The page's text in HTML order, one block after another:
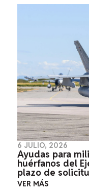
6 JULIO, 2026
Ayudas para
huérfanos del
plazo de
VER MÁS